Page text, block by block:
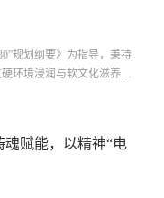
政引领，筑牢新媒体人才
规划纲要》为指导，秉持
环境浸润与软文化滋养，
将“服务人民生命健康”作
展示与学术文化传承，以
魂赋能，以精神“电